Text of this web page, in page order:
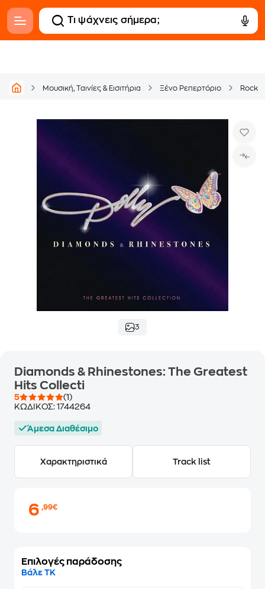
Μουσική, Ταινίες & Εισιτήρια Ξένο Ρεπερτόριο Rock
3
Diamonds & Rhinestones: The Greatest
Hits Collecti
5
(1)
ΚΩΔΙΚΟΣ: 1744264
Άμεσα Διαθέσιμο
Χαρακτηριστικά Track list
6,99€
Επιλογές παράδοσης
Βάλε ΤΚ